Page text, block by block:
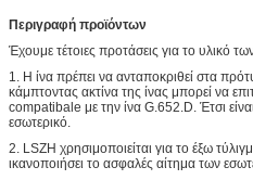
Περιγραφή προϊόντων
Έχουμε τέτοιες προτάσεις για το υλικό
1. Η ίνα πρέπει να ανταποκριθεί στα
κάμπτοντας ακτίνα της ίνας μπορεί να
compatibale με την ίνα G.652.D. Έτσι
εσωτερικό.
2. LSZH χρησιμοποιείται για το έξω
ικανοποιήσει το ασφαλές αίτημα των